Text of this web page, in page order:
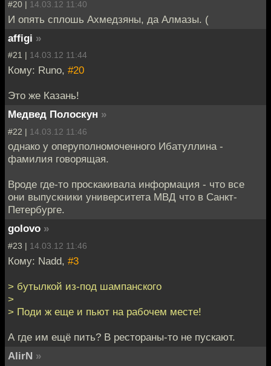
#20 | 14.03.12 11:40
И опять сплошь Ахмедзяны, да Алмазы. (
affigi »
#21 | 14.03.12 11:44
Кому: Runo, #20
Это же Казань!
Медвед Полоскун »
#22 | 14.03.12 11:46
однако у оперуполномоченного Ибатуллина -
фамилия говорящая.
Вроде где-то проскакивала информация - что все
они выпускники университета МВД что в Санкт-
Петербурге.
golovo »
#23 | 14.03.12 11:46
Кому: Nadd, #3
> бутылкой из-под шампанского
>
> Поди ж еще и пьют на рабочем месте!
А где им ещё пить? В рестораны-то не пускают.
AlirN »